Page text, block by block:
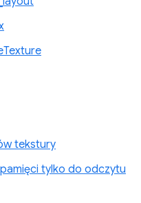
tekstury
tylko do odczytu